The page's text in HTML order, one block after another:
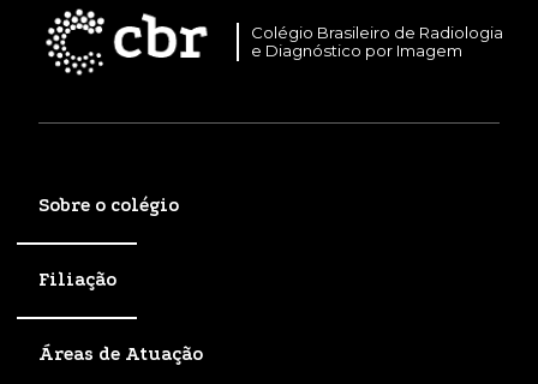
Colégio Brasileiro de Radiologia
e Diagnóstico por Imagem
Sobre o colégio
Filiação
Áreas de Atuação